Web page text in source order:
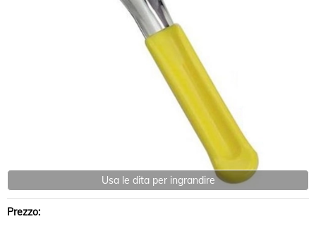
Usa le dita per ingrandire
Prezzo: